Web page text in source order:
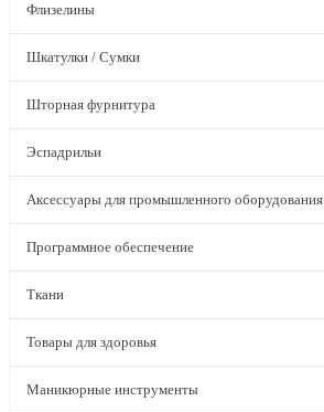
Флизелины
Шкатулки / Сумки
Шторная фурнитура
Эспадрильи
Аксессуары для промышленного оборудования
Программное обеспечение
Ткани
Товары для здоровья
Маникюрные инструменты